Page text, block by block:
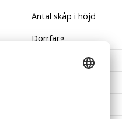
Antal skåp i höjd
Dörrfärg